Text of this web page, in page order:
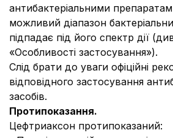
антибактеріальними
можливий діапазон
підпадає під його спектр дії
«Особливості застосування»).
Слід брати до уваги офіційні
відповідного застосування
засобів.
Протипоказання.
Цефтриаксон протипоказаний: